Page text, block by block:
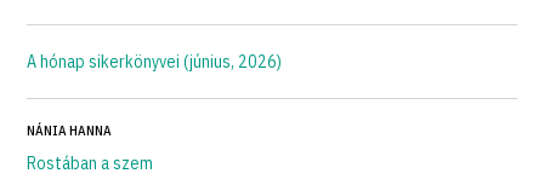
A hónap sikerkönyvei (június, 2026)
NÁNIA HANNA
Rostában a szem